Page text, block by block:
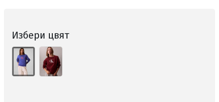
Избери цвят